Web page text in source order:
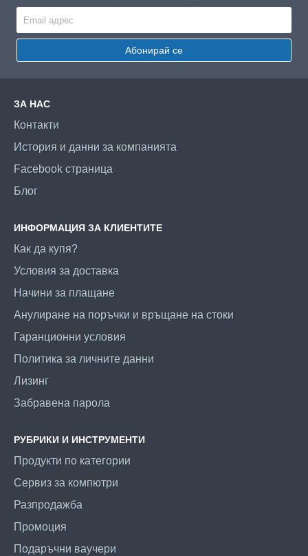
Абонирай се
ЗА НАС
Контакти
История и данни за компанията
Facebook страница
Блог
ИНФОРМАЦИЯ ЗА КЛИЕНТИТЕ
Как да купя?
Условия за доставка
Начини за плащане
Анулиране на поръчки и връщане на стоки
Гаранционни условия
Политика за личните данни
Лизинг
Забравена парола
РУБРИКИ И ИНСТРУМЕНТИ
Продукти по категории
Сервиз за компютри
Разпродажба
Промоция
Подаръчни ваучери